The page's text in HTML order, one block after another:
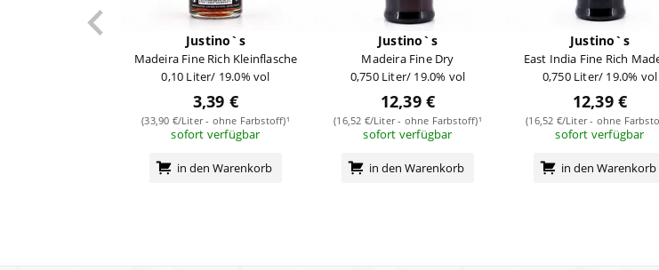
Justino`s
Madeira Fine Rich Kleinflasche
0,10 Liter/ 19.0% vol
3,39 €
(33,90 €/Liter - ohne Farbstoff)¹
sofort verfügbar
in den Warenkorb
Justino`s
Madeira Fine Dry
0,750 Liter/ 19.0% vol
12,39 €
(16,52 €/Liter - ohne Farbstoff)¹
sofort verfügbar
in den Warenkorb
Justino`s
East India Fine Rich
0,750 Liter/ 19.0% vol
12,39 €
(16,52 €/Liter - ohne
sofort verfügbar
in den Warenkorb